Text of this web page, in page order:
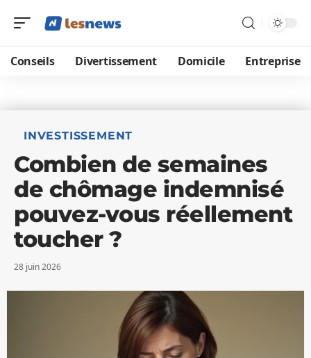
Conseils Divertissement Domicile Entreprise
INVESTISSEMENT
Combien de semaines
de chômage indemnisé
pouvez-vous réellement
toucher ?
28 juin 2026